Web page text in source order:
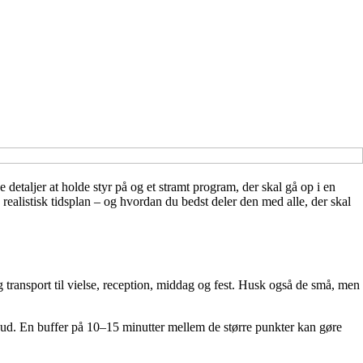
at holde styr på og et stramt program, der skal gå op i en
tidsplan – og hvordan du bedst deler den med alle, der skal
til vielse, reception, middag og fest. Husk også de små, men
En buffer på 10–15 minutter mellem de større punkter kan gøre